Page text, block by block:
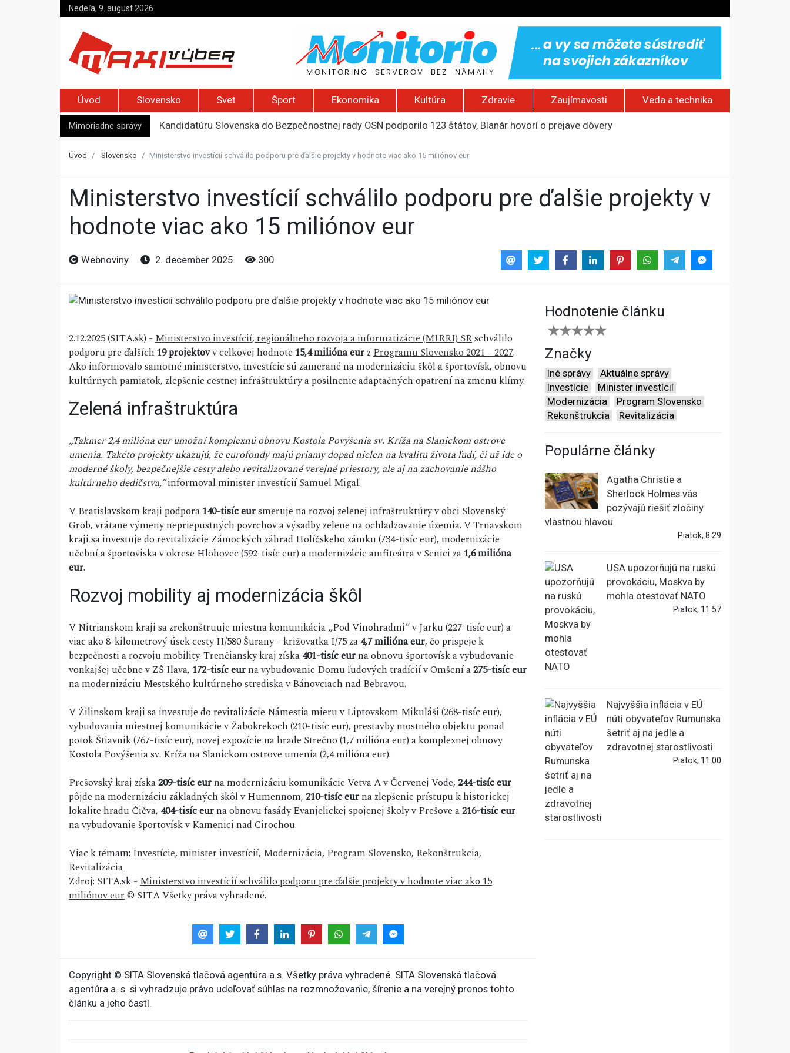
Nedeľa, 9. august 2026
Úvod Slovensko Svet Šport Ekonomika Kultúra Zdravie Zaujímavosti Veda a technika
Mimoriadne správy
Kandidatúru Slovenska do Bezpečnostnej rady OSN podporilo 123 štátov, Blanár hovorí o prejave dôvery
Pápež Lev XIV. sa vo Francúzsku stretne s obeťami sexuálneho zneužívania kňazmi
Úvod Slovensko Ministerstvo investícií schválilo podporu pre ďalšie projekty v hodnote viac ako 15 miliónov eur
Ministerstvo investícií schválilo podporu pre ďalšie projekty v
hodnote viac ako 15 miliónov eur
Webnoviny 2. december 2025 300
2.12.2025 (SITA.sk) -Ministerstvo investícií, regionálneho rozvoja a informatizácie (MIRRI) SRschválilo
podporu pre ďalších19 projektovv celkovej hodnote15,4 milióna eurzProgramu Slovensko 2021 – 2027.
Ako informovalo samotné ministerstvo, investície sú zamerané na modernizáciu škôl a športovísk, obnovu
kultúrnych pamiatok, zlepšenie cestnej infraštruktúry a posilnenie adaptačných opatrení na zmenu klímy.
Zelená infraštruktúra
„Takmer 2,4 milióna eur umožní komplexnú obnovu Kostola Povýšenia sv. Kríža na Slanickom ostrove
umenia. Takéto projekty ukazujú, že eurofondy majú priamy dopad nielen na kvalitu života ľudí, či už ide o
moderné školy, bezpečnejšie cesty alebo revitalizované verejné priestory, ale aj na zachovanie nášho
kultúrneho dedičstva,“informoval minister investíciíSamuel Migaľ.
V Bratislavskom kraji podpora140-tisíc eursmeruje na rozvoj zelenej infraštruktúry v obci Slovenský
Grob, vrátane výmeny nepriepustných povrchov a výsadby zelene na ochladzovanie územia. V Trnavskom
kraji sa investuje do revitalizácie Zámockých záhrad Holíčskeho zámku (734-tisíc eur), modernizácie
učební a športoviska v okrese Hlohovec (592-tisíc eur) a modernizácie amfiteátra v Senici za1,6 milióna
eur.
Rozvoj mobility aj modernizácia škôl
V Nitrianskom kraji sa zrekonštruuje miestna komunikácia „Pod Vinohradmi“ v Jarku (227-tisíc eur) a
viac ako 8-kilometrový úsek cesty II/580 Šurany – križovatka I/75 za4,7 milióna eur, čo prispeje k
bezpečnosti a rozvoju mobility. Trenčiansky kraj získa401-tisíc eurna obnovu športovísk a vybudovanie
vonkajšej učebne v ZŠ Ilava,172-tisíc eurna vybudovanie Domu ľudových tradícií v Omšení a275-tisíc eur
na modernizáciu Mestského kultúrneho strediska v Bánovciach nad Bebravou.
V Žilinskom kraji sa investuje do revitalizácie Námestia mieru v Liptovskom Mikuláši (268-tisíc eur),
vybudovania miestnej komunikácie v Žabokrekoch (210-tisíc eur), prestavby mostného objektu ponad
potok Štiavnik (767-tisíc eur), novej expozície na hrade Strečno (1,7 milióna eur) a komplexnej obnovy
Kostola Povýšenia sv. Kríža na Slanickom ostrove umenia (2,4 milióna eur).
Prešovský kraj získa209-tisíc eurna modernizáciu komunikácie Vetva A v Červenej Vode,244-tisíc eur
pôjde na modernizáciu základných škôl v Humennom,210-tisíc eurna zlepšenie prístupu k historickej
lokalite hradu Čičva, 404-tisíc eurna obnovu fasády Evanjelickej spojenej školy v Prešove a216-tisíc eur
na vybudovanie športovísk v Kamenici nad Cirochou.
Viac k témam:Investície,minister investícií,Modernizácia,Program Slovensko,Rekonštrukcia,
Revitalizácia
Zdroj: SITA.sk -Ministerstvo investícií schválilo podporu pre ďalšie projekty v hodnote viac ako 15
miliónov eur© SITA Všetky práva vyhradené.
Hodnotenie článku
Značky
Iné správy
Aktuálne správy
Investície
Minister investícií
Modernizácia
Program Slovensko
Rekonštrukcia
Revitalizácia
Populárne články
Agatha Christie a
Sherlock Holmes vás
pozývajú riešiť zločiny
vlastnou hlavou
Piatok, 8:29
USA upozorňujú na ruskú
provokáciu, Moskva by
mohla otestovať NATO
Piatok, 11:57
Najvyššia inflácia v EÚ
núti obyvateľov Rumunska
šetriť aj na jedle a
zdravotnej starostlivosti
Piatok, 11:00
Copyright © SITA Slovenská tlačová agentúra a.s. Všetky práva vyhradené. SITA Slovenská tlačová
agentúra a. s. si vyhradzuje právo udeľovať súhlas na rozmnožovanie, šírenie a na verejný prenos tohto
článku a jeho častí.